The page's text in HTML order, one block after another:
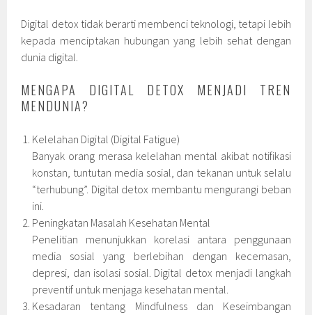
Digital detox tidak berarti membenci teknologi, tetapi lebih
kepada menciptakan hubungan yang lebih sehat dengan
dunia digital.
MENGAPA DIGITAL DETOX MENJADI TREN
MENDUNIA?
Kelelahan Digital (Digital Fatigue)
Banyak orang merasa kelelahan mental akibat notifikasi
konstan, tuntutan media sosial, dan tekanan untuk selalu
“terhubung”. Digital detox membantu mengurangi beban
ini.
Peningkatan Masalah Kesehatan Mental
Penelitian menunjukkan korelasi antara penggunaan
media sosial yang berlebihan dengan kecemasan,
depresi, dan isolasi sosial. Digital detox menjadi langkah
preventif untuk menjaga kesehatan mental.
Kesadaran tentang Mindfulness dan Keseimbangan